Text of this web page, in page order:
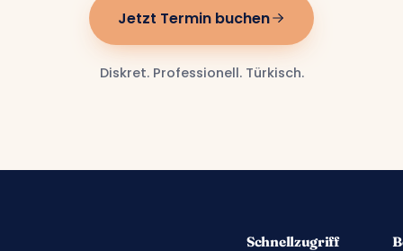
Jetzt Termin buchen
Diskret. Professionell. Türkisch.
Schnellzugriff